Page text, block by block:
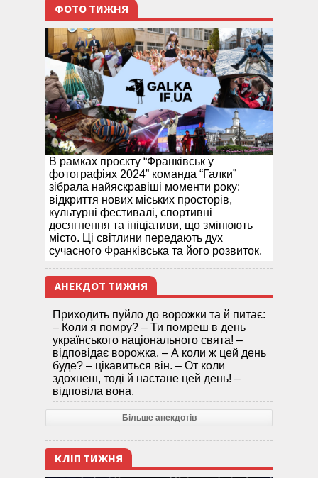
ФОТО ТИЖНЯ
В рамках проєкту “Франківськ у
фотографіях 2024” команда “Галки”
зібрала найяскравіші моменти року:
відкриття нових міських просторів,
культурні фестивалі, спортивні
досягнення та ініціативи, що змінюють
місто. Ці світлини передають дух
сучасного Франківська та його розвиток.
АНЕКДОТ ТИЖНЯ
Приходить пуйло до ворожки та й питає:
– Коли я помру? – Ти помреш в день
українського національного свята! –
відповідає ворожка. – А коли ж цей день
буде? – цікавиться він. – От коли
здохнеш, тоді й настане цей день! –
відповіла вона.
Більше анекдотів
КЛІП ТИЖНЯ